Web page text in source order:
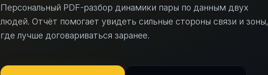
Персональный PDF-разбор динамики пары по данным двух
людей. Отчёт помогает увидеть сильные стороны связи и зоны,
где лучше договариваться заранее.